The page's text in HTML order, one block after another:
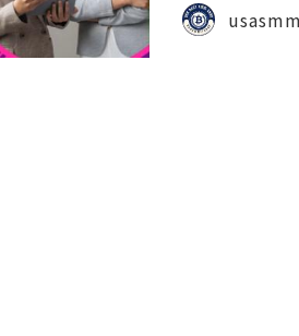
t platforms
s, open-